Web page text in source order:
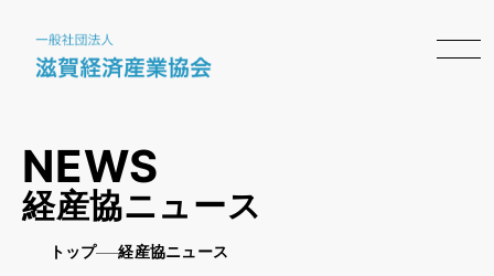
NEWS
経産協ニュース
トップ 経産協ニュース